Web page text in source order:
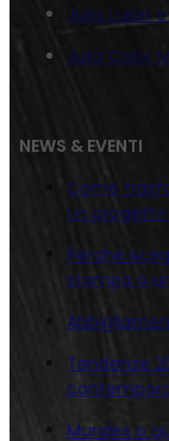
Juta Lupin
Juta Color
NEWS & EVENTI
Come
un
Perché
stampa o
Tendenze
Murales o